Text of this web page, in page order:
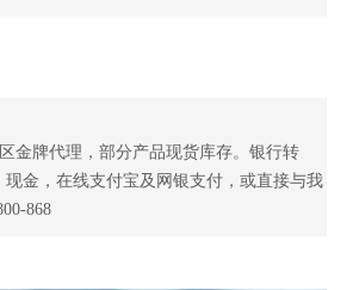
金牌代理，部分产品现货库存。银行转
现金，在线支付宝及网银支付，或直接与我
868